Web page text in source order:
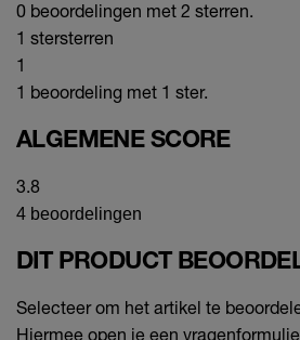
0 beoordelingen met 2 sterren.
1 stersterren
1
1 beoordeling met 1 ster.
ALGEMENE SCORE
3.8
4 beoordelingen
DIT PRODUCT
Selecteer om het artikel te
Hiermee open je een